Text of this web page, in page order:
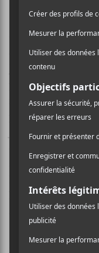
On y trouvera
qualité en la
Pierre Kwenders
pendant que les
faire ce qu’ils font
projet qui
Joe Grass sera
soundsystem et
l’édition. Le
ajoutés en cours
Finalement, cette